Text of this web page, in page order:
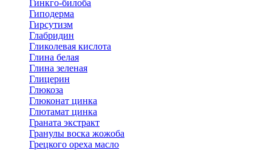
Гинкго-билоба
Гиподерма
Гирсутизм
Глабридин
Гликолевая кислота
Глина белая
Глина зеленая
Глицерин
Глюкоза
Глюконат цинка
Глютамат цинка
Граната экстракт
Гранулы воска жожоба
Грецкого ореха масло